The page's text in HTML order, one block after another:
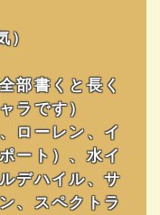
部書くと長く
ラです）
ローレン、イ
ート）、水イ
デハイル、サ
、スペクトラ